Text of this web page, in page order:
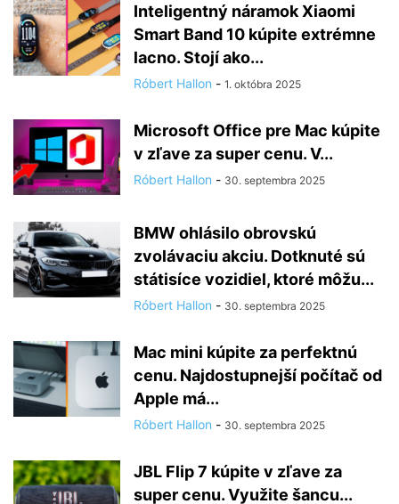
Inteligentný náramok Xiaomi
Smart Band 10 kúpite extrémne
lacno. Stojí ako...
Róbert Hallon - 1. októbra 2025
Microsoft Office pre Mac kúpite
v zľave za super cenu. V...
Róbert Hallon - 30. septembra 2025
BMW ohlásilo obrovskú
zvolávaciu akciu. Dotknuté sú
státisíce vozidiel, ktoré môžu...
Róbert Hallon - 30. septembra 2025
Mac mini kúpite za perfektnú
cenu. Najdostupnejší počítač od
Apple má...
Róbert Hallon - 30. septembra 2025
JBL Flip 7 kúpite v zľave za
super cenu. Využite šancu...